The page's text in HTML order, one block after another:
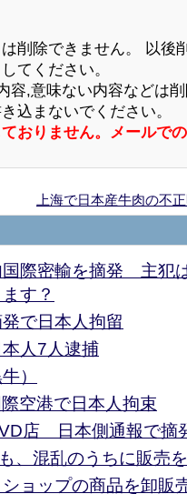
削除できません。 以後
てください。
容,意味ない内容などは
込まないでください。
おりません。メールで
上海で日本産牛肉の不
際密輸を摘発 主犯
す？
で日本人拘留
本人7人逮捕
）
空港で日本人拘束
店 日本側通報で摘
、混乱のうちに販売
ョップの商品を卸販